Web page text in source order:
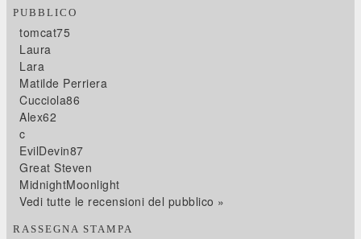
PUBBLICO
tomcat75
Laura
Lara
Matilde Perriera
Cucciola86
Alex62
c
EvilDevin87
Great Steven
MidnightMoonlight
Vedi tutte le recensioni del pubblico »
RASSEGNA STAMPA